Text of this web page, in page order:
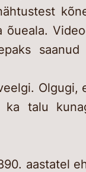
saanud
Olgugi,
talu
aastatel